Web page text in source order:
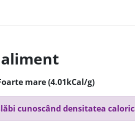
mare (4.01kCal/g)
cunoscând densitatea